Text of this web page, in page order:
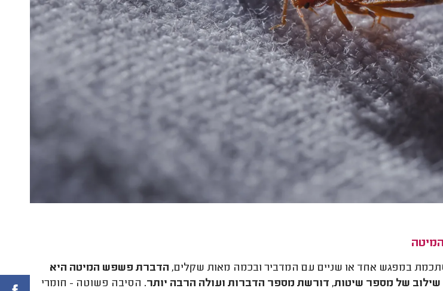
במפגש אחד או שניים עם המדביר ובכמה מאות שקלים, הדברת פשפש המיטה היא
של מספר שיטות, דורשת מספר הדברות ועולה הרבה יותר. הסיבה פשוטה - חומרי